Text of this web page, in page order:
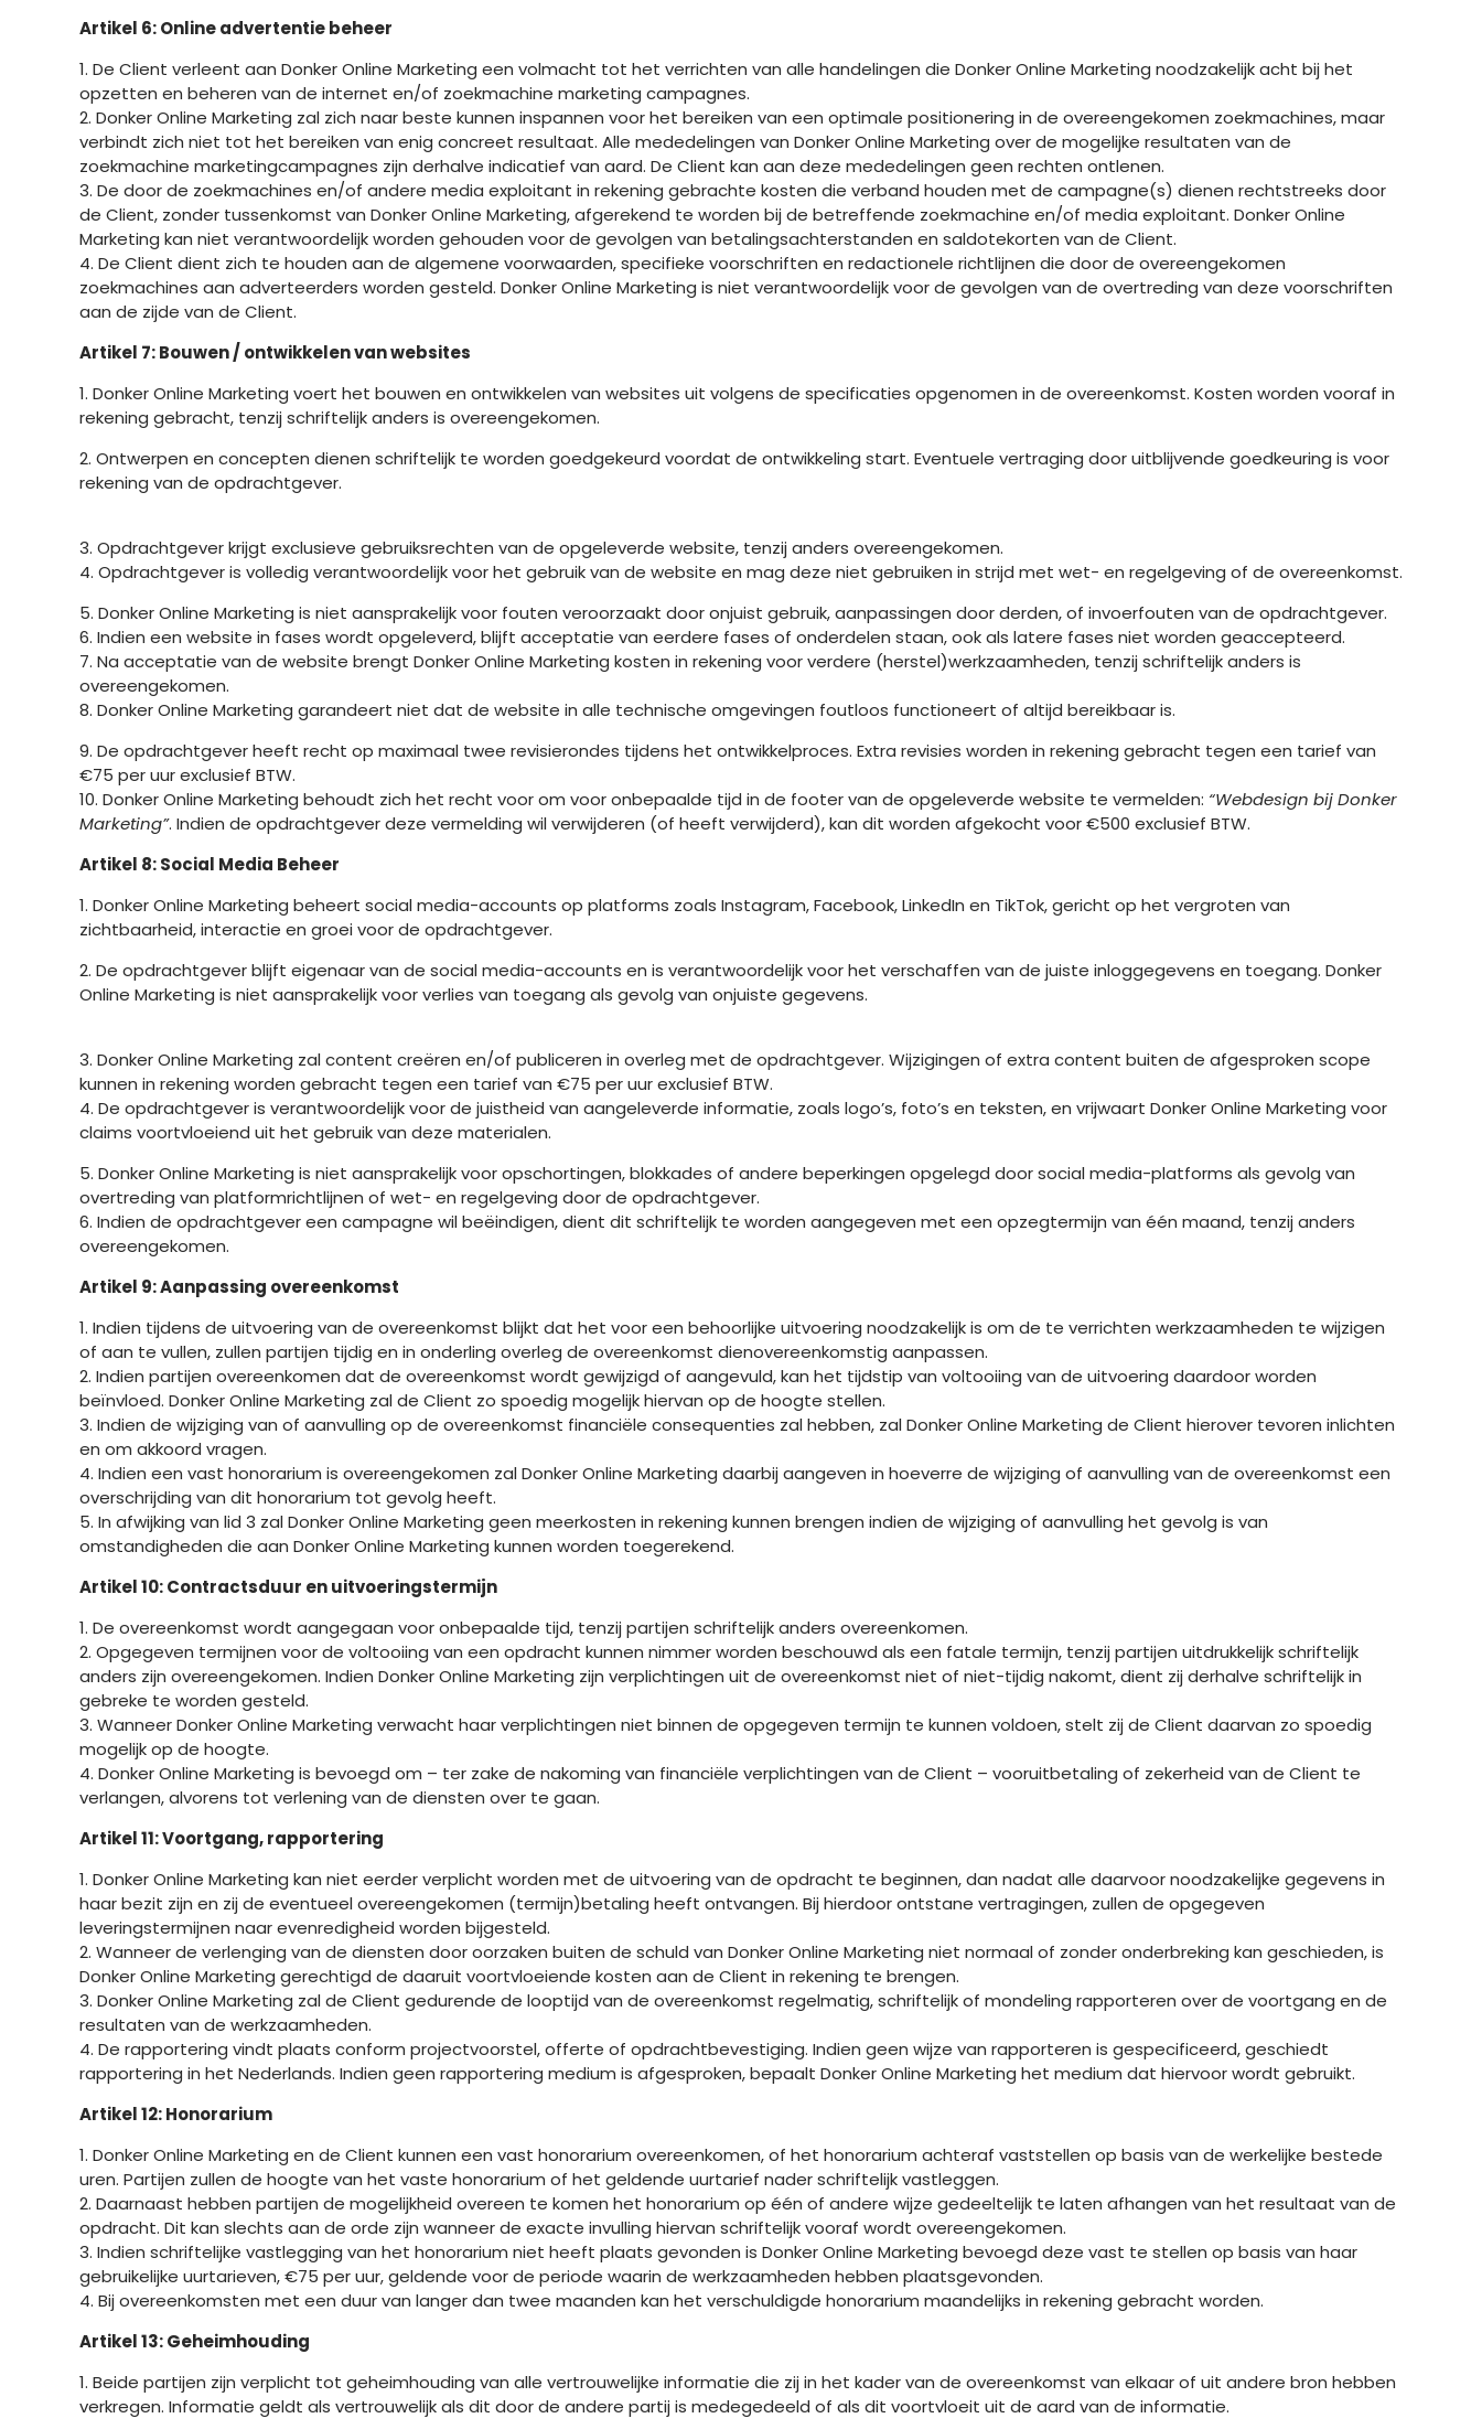
Artikel 6: Online advertentie beheer
1. De Client verleent aan Donker Online Marketing een volmacht tot het verrichten van alle handelingen die Donker Online Marketing noodzakelijk acht bij het
opzetten en beheren van de internet en/of zoekmachine marketing campagnes.
2. Donker Online Marketing zal zich naar beste kunnen inspannen voor het bereiken van een optimale positionering in de overeengekomen zoekmachines, maar
verbindt zich niet tot het bereiken van enig concreet resultaat. Alle mededelingen van Donker Online Marketing over de mogelijke resultaten van de
zoekmachine marketingcampagnes zijn derhalve indicatief van aard. De Client kan aan deze mededelingen geen rechten ontlenen.
3. De door de zoekmachines en/of andere media exploitant in rekening gebrachte kosten die verband houden met de campagne(s) dienen rechtstreeks door
de Client, zonder tussenkomst van Donker Online Marketing, afgerekend te worden bij de betreffende zoekmachine en/of media exploitant. Donker Online
Marketing kan niet verantwoordelijk worden gehouden voor de gevolgen van betalingsachterstanden en saldotekorten van de Client.
4. De Client dient zich te houden aan de algemene voorwaarden, specifieke voorschriften en redactionele richtlijnen die door de overeengekomen
zoekmachines aan adverteerders worden gesteld. Donker Online Marketing is niet verantwoordelijk voor de gevolgen van de overtreding van deze voorschriften
aan de zijde van de Client.
Artikel 7: Bouwen / ontwikkelen van websites
1. Donker Online Marketing voert het bouwen en ontwikkelen van websites uit volgens de specificaties opgenomen in de overeenkomst. Kosten worden vooraf in
rekening gebracht, tenzij schriftelijk anders is overeengekomen.
2. Ontwerpen en concepten dienen schriftelijk te worden goedgekeurd voordat de ontwikkeling start. Eventuele vertraging door uitblijvende goedkeuring is voor
rekening van de opdrachtgever.
3. Opdrachtgever krijgt exclusieve gebruiksrechten van de opgeleverde website, tenzij anders overeengekomen.
4. Opdrachtgever is volledig verantwoordelijk voor het gebruik van de website en mag deze niet gebruiken in strijd met wet- en regelgeving of de overeenkomst.
5. Donker Online Marketing is niet aansprakelijk voor fouten veroorzaakt door onjuist gebruik, aanpassingen door derden, of invoerfouten van de opdrachtgever.
6. Indien een website in fases wordt opgeleverd, blijft acceptatie van eerdere fases of onderdelen staan, ook als latere fases niet worden geaccepteerd.
7. Na acceptatie van de website brengt Donker Online Marketing kosten in rekening voor verdere (herstel)werkzaamheden, tenzij schriftelijk anders is
overeengekomen.
8. Donker Online Marketing garandeert niet dat de website in alle technische omgevingen foutloos functioneert of altijd bereikbaar is.
9. De opdrachtgever heeft recht op maximaal twee revisierondes tijdens het ontwikkelproces. Extra revisies worden in rekening gebracht tegen een tarief van
€75 per uur exclusief BTW.
10. Donker Online Marketing behoudt zich het recht voor om voor onbepaalde tijd in de footer van de opgeleverde website te vermelden: “Webdesign bij Donker
Marketing”. Indien de opdrachtgever deze vermelding wil verwijderen (of heeft verwijderd), kan dit worden afgekocht voor €500 exclusief BTW.
Artikel 8: Social Media Beheer
1. Donker Online Marketing beheert social media-accounts op platforms zoals Instagram, Facebook, LinkedIn en TikTok, gericht op het vergroten van
zichtbaarheid, interactie en groei voor de opdrachtgever.
2. De opdrachtgever blijft eigenaar van de social media-accounts en is verantwoordelijk voor het verschaffen van de juiste inloggegevens en toegang. Donker
Online Marketing is niet aansprakelijk voor verlies van toegang als gevolg van onjuiste gegevens.
3. Donker Online Marketing zal content creëren en/of publiceren in overleg met de opdrachtgever. Wijzigingen of extra content buiten de afgesproken scope
kunnen in rekening worden gebracht tegen een tarief van €75 per uur exclusief BTW.
4. De opdrachtgever is verantwoordelijk voor de juistheid van aangeleverde informatie, zoals logo’s, foto’s en teksten, en vrijwaart Donker Online Marketing voor
claims voortvloeiend uit het gebruik van deze materialen.
5. Donker Online Marketing is niet aansprakelijk voor opschortingen, blokkades of andere beperkingen opgelegd door social media-platforms als gevolg van
overtreding van platformrichtlijnen of wet- en regelgeving door de opdrachtgever.
6. Indien de opdrachtgever een campagne wil beëindigen, dient dit schriftelijk te worden aangegeven met een opzegtermijn van één maand, tenzij anders
overeengekomen.
Artikel 9: Aanpassing overeenkomst
1. Indien tijdens de uitvoering van de overeenkomst blijkt dat het voor een behoorlijke uitvoering noodzakelijk is om de te verrichten werkzaamheden te wijzigen
of aan te vullen, zullen partijen tijdig en in onderling overleg de overeenkomst dienovereenkomstig aanpassen.
2. Indien partijen overeenkomen dat de overeenkomst wordt gewijzigd of aangevuld, kan het tijdstip van voltooiing van de uitvoering daardoor worden
beïnvloed. Donker Online Marketing zal de Client zo spoedig mogelijk hiervan op de hoogte stellen.
3. Indien de wijziging van of aanvulling op de overeenkomst financiële consequenties zal hebben, zal Donker Online Marketing de Client hierover tevoren inlichten
en om akkoord vragen.
4. Indien een vast honorarium is overeengekomen zal Donker Online Marketing daarbij aangeven in hoeverre de wijziging of aanvulling van de overeenkomst een
overschrijding van dit honorarium tot gevolg heeft.
5. In afwijking van lid 3 zal Donker Online Marketing geen meerkosten in rekening kunnen brengen indien de wijziging of aanvulling het gevolg is van
omstandigheden die aan Donker Online Marketing kunnen worden toegerekend.
Artikel 10: Contractsduur en uitvoeringstermijn
1. De overeenkomst wordt aangegaan voor onbepaalde tijd, tenzij partijen schriftelijk anders overeenkomen.
2. Opgegeven termijnen voor de voltooiing van een opdracht kunnen nimmer worden beschouwd als een fatale termijn, tenzij partijen uitdrukkelijk schriftelijk
anders zijn overeengekomen. Indien Donker Online Marketing zijn verplichtingen uit de overeenkomst niet of niet-tijdig nakomt, dient zij derhalve schriftelijk in
gebreke te worden gesteld.
3. Wanneer Donker Online Marketing verwacht haar verplichtingen niet binnen de opgegeven termijn te kunnen voldoen, stelt zij de Client daarvan zo spoedig
mogelijk op de hoogte.
4. Donker Online Marketing is bevoegd om – ter zake de nakoming van financiële verplichtingen van de Client – vooruitbetaling of zekerheid van de Client te
verlangen, alvorens tot verlening van de diensten over te gaan.
Artikel 11: Voortgang, rapportering
1. Donker Online Marketing kan niet eerder verplicht worden met de uitvoering van de opdracht te beginnen, dan nadat alle daarvoor noodzakelijke gegevens in
haar bezit zijn en zij de eventueel overeengekomen (termijn)betaling heeft ontvangen. Bij hierdoor ontstane vertragingen, zullen de opgegeven
leveringstermijnen naar evenredigheid worden bijgesteld.
2. Wanneer de verlenging van de diensten door oorzaken buiten de schuld van Donker Online Marketing niet normaal of zonder onderbreking kan geschieden, is
Donker Online Marketing gerechtigd de daaruit voortvloeiende kosten aan de Client in rekening te brengen.
3. Donker Online Marketing zal de Client gedurende de looptijd van de overeenkomst regelmatig, schriftelijk of mondeling rapporteren over de voortgang en de
resultaten van de werkzaamheden.
4. De rapportering vindt plaats conform projectvoorstel, offerte of opdrachtbevestiging. Indien geen wijze van rapporteren is gespecificeerd, geschiedt
rapportering in het Nederlands. Indien geen rapportering medium is afgesproken, bepaalt Donker Online Marketing het medium dat hiervoor wordt gebruikt.
Artikel 12: Honorarium
1. Donker Online Marketing en de Client kunnen een vast honorarium overeenkomen, of het honorarium achteraf vaststellen op basis van de werkelijke bestede
uren. Partijen zullen de hoogte van het vaste honorarium of het geldende uurtarief nader schriftelijk vastleggen.
2. Daarnaast hebben partijen de mogelijkheid overeen te komen het honorarium op één of andere wijze gedeeltelijk te laten afhangen van het resultaat van de
opdracht. Dit kan slechts aan de orde zijn wanneer de exacte invulling hiervan schriftelijk vooraf wordt overeengekomen.
3. Indien schriftelijke vastlegging van het honorarium niet heeft plaats gevonden is Donker Online Marketing bevoegd deze vast te stellen op basis van haar
gebruikelijke uurtarieven, €75 per uur, geldende voor de periode waarin de werkzaamheden hebben plaatsgevonden.
4. Bij overeenkomsten met een duur van langer dan twee maanden kan het verschuldigde honorarium maandelijks in rekening gebracht worden.
Artikel 13: Geheimhouding
1. Beide partijen zijn verplicht tot geheimhouding van alle vertrouwelijke informatie die zij in het kader van de overeenkomst van elkaar of uit andere bron hebben
verkregen. Informatie geldt als vertrouwelijk als dit door de andere partij is medegedeeld of als dit voortvloeit uit de aard van de informatie.